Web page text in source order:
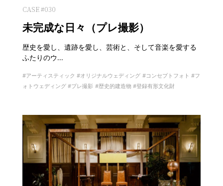
CASE #030
未完成な日々（プレ撮影）
歴史を愛し、遺跡を愛し、芸術と、そして音楽を愛する
ふたりのウ...
アーティスティック オリジナルウェディング コンセプトフォト
フ
ォトウェディング
プレ撮影 歴史的建造物 登録有形文化財